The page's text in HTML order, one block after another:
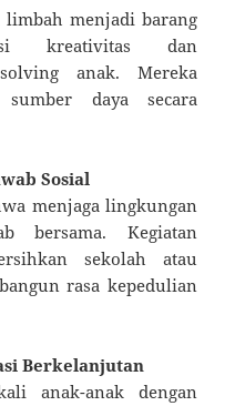
limbah menjadi barang
kreativitas dan
anak. Mereka
sumber daya secara
Sosial
menjaga lingkungan
bersama. Kegiatan
sekolah atau
rasa kepedulian
Berkelanjutan
anak-anak dengan